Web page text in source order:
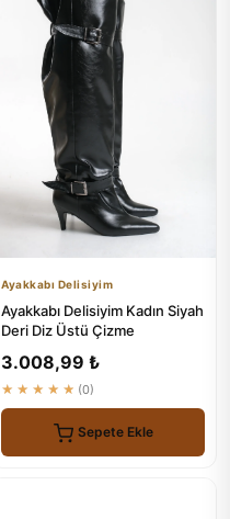
Ayakkabı Delisiyim
Ayakkabı Delisiyim Kadın Siyah
Deri Diz Üstü Çizme
3.008,99 ₺
★★★★★ (0)
Sepete Ekle